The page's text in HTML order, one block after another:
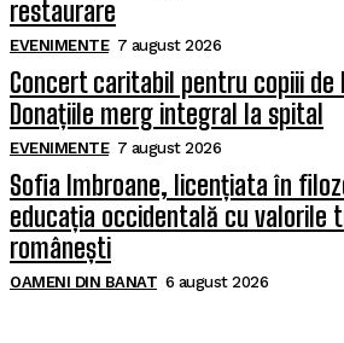
restaurare
EVENIMENTE 7 august 2026
Concert caritabil pentru copiii de
Donațiile merg integral la spital
EVENIMENTE 7 august 2026
Sofia Imbroane, licențiata în
educația occidentală cu valorile
românești
OAMENI DIN BANAT 6 august 2026